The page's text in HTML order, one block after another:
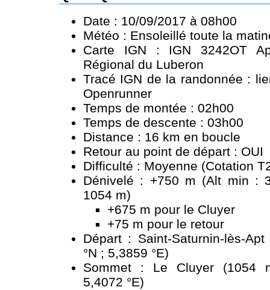
Date : 10/09/2017 à 08h00
Météo : Ensoleillé toute la
Carte IGN : IGN 3242OT
Régional du Luberon
Tracé IGN de la randonnée :
Openrunner
Temps de montée : 02h00
Temps de descente : 03h00
Distance : 16 km en boucle
Retour au point de départ : OUI
Difficulté : Moyenne (Cotation
Dénivelé : +750 m (Alt min :
1054 m)
+675 m pour le Cluyer
+75 m pour le retour
Départ : Saint-Saturnin-lès-
°N ; 5,3859 °E)
Sommet : Le Cluyer (1054
5,4072 °E)